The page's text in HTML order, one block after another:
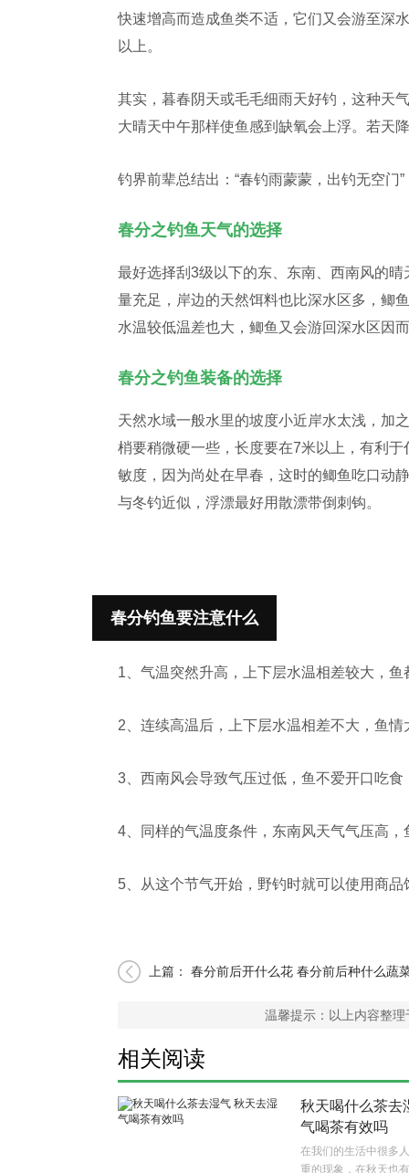
快速增高而造成鱼类不适，它们又会游至深
以上。
其实，暮春阴天或毛毛细雨天好钓，这种天
大晴天中午那样使鱼感到缺氧会上浮。若天
钓界前辈总结出：“春钓雨蒙蒙，出钓无空门
春分之钓鱼天气的选择
最好选择刮3级以下的东、东南、西南风的
量充足，岸边的天然饵料也比深水区多，鲫
水温较低温差也大，鲫鱼又会游回深水区因
春分之钓鱼装备的选择
天然水域一般水里的坡度小近岸水太浅，加
梢要稍微硬一些，长度要在7米以上，有利
敏度，因为尚处在早春，这时的鲫鱼吃口动
与冬钓近似，浮漂最好用散漂带倒刺钩。
春分钓鱼要注意什么
1、气温突然升高，上下层水温相差较大，
2、连续高温后，上下层水温相差不大，鱼情
3、西南风会导致气压过低，鱼不爱开口吃
4、同样的气温度条件，东南风天气气压高
5、从这个节气开始，野钓时就可以使用商
上篇： 春分前后开什么花 春分前后种什么蔬
温馨提示：以上内容整
相关阅读
秋天喝什么茶去
气喝茶有效吗
在我们的生活中很多
重的现象，在秋天也